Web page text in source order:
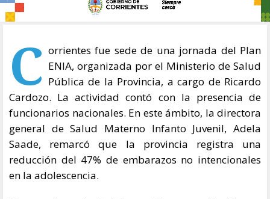
C orrientes fue sede de una jornada del Plan
ENIA, organizada por el Ministerio de Salud
Pública de la Provincia, a cargo de Ricardo
Cardozo. La actividad contó con la presencia de
funcionarios nacionales. En este ámbito, la directora
general de Salud Materno Infanto Juvenil, Adela
Saade, remarcó que la provincia registra una
reducción del 47% de embarazos no intencionales
en la adolescencia.